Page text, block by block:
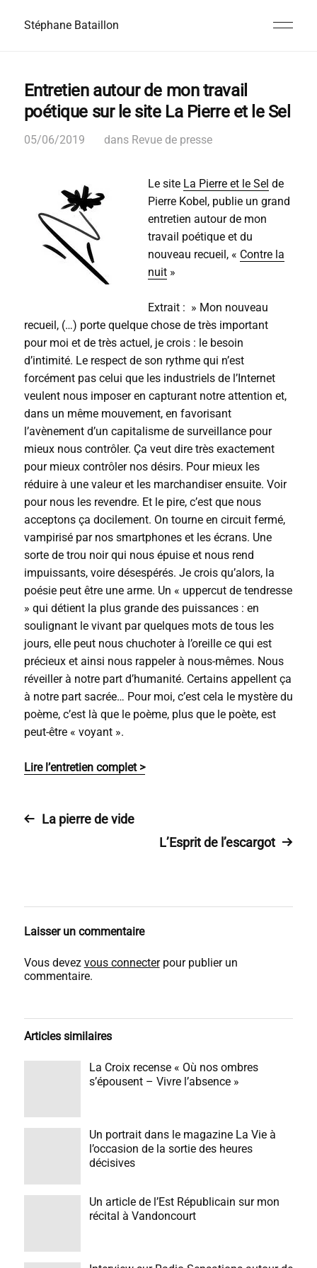
Stéphane Bataillon
Entretien autour de mon travail
poétique sur le site La Pierre et le Sel
05/06/2019 dans Revue de presse
Le site La Pierre et le Sel de
Pierre Kobel, publie un grand
entretien autour de mon
travail poétique et du
nouveau recueil, « Contre la
nuit»
Extrait : » Mon nouveau
recueil, (…) porte quelque chose de très important
pour moi et de très actuel, je crois : le besoin
d’intimité. Le respect de son rythme qui n’est
forcément pas celui que les industriels de l’Internet
veulent nous imposer en capturant notre attention et,
dans un même mouvement, en favorisant
l’avènement d’un capitalisme de surveillance pour
mieux nous contrôler. Ça veut dire très exactement
pour mieux contrôler nos désirs. Pour mieux les
réduire à une valeur et les marchandiser ensuite. Voir
pour nous les revendre. Et le pire, c’est que nous
acceptons ça docilement. On tourne en circuit fermé,
vampirisé par nos smartphones et les écrans. Une
sorte de trou noir qui nous épuise et nous rend
impuissants, voire désespérés. Je crois qu’alors, la
poésie peut être une arme. Un « uppercut de tendresse
» qui détient la plus grande des puissances : en
soulignant le vivant par quelques mots de tous les
jours, elle peut nous chuchoter à l’oreille ce qui est
précieux et ainsi nous rappeler à nous-mêmes. Nous
réveiller à notre part d’humanité. Certains appellent ça
à notre part sacrée… Pour moi, c’est cela le mystère du
poème, c’est là que le poème, plus que le poète, est
peut-être « voyant ».
Lire l’entretien complet >
La pierre de vide
L’Esprit de l’escargot
Laisser un commentaire
Vous devez vous connecterpour publier un
commentaire.
Articles similaires
La Croix recense « Où nos ombres
s’épousent – Vivre l’absence »
Un portrait dans le magazine La Vie à
l’occasion de la sortie des heures
décisives
Un article de l’Est Républicain sur mon
récital à Vandoncourt